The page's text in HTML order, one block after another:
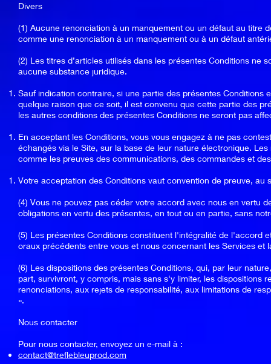
Divers
(1) Aucune renonciation à un manquement ou un défaut au titre
comme une renonciation à un manquement ou à un défaut
(2) Les titres d’articles utilisés dans les présentes Conditions ne
aucune substance juridique.
Sauf indication contraire, si une partie des présentes Conditions
quelque raison que ce soit, il est convenu que cette partie des
les autres conditions des présentes Conditions ne seront pas
En acceptant les Conditions, vous vous engagez à ne pas
échangés via le Site, sur la base de leur nature électronique.
comme les preuves des communications, des commandes et
Votre acceptation des Conditions vaut convention de preuve, au
(4) Vous ne pouvez pas céder votre accord avec nous en vertu
obligations en vertu des présentes, en tout ou en partie, sans
(5) Les présentes Conditions constituent l'intégralité de l'accord
oraux précédents entre vous et nous concernant les Services et
(6) Les dispositions des présentes Conditions, qui, par leur
part, survivront, y compris, mais sans s'y limiter, les dispositions
renonciations, aux rejets de responsabilité, aux limitations de
».
Nous contacter
Pour nous contacter, envoyez un e-mail à :
contact@treflebleuprod.com